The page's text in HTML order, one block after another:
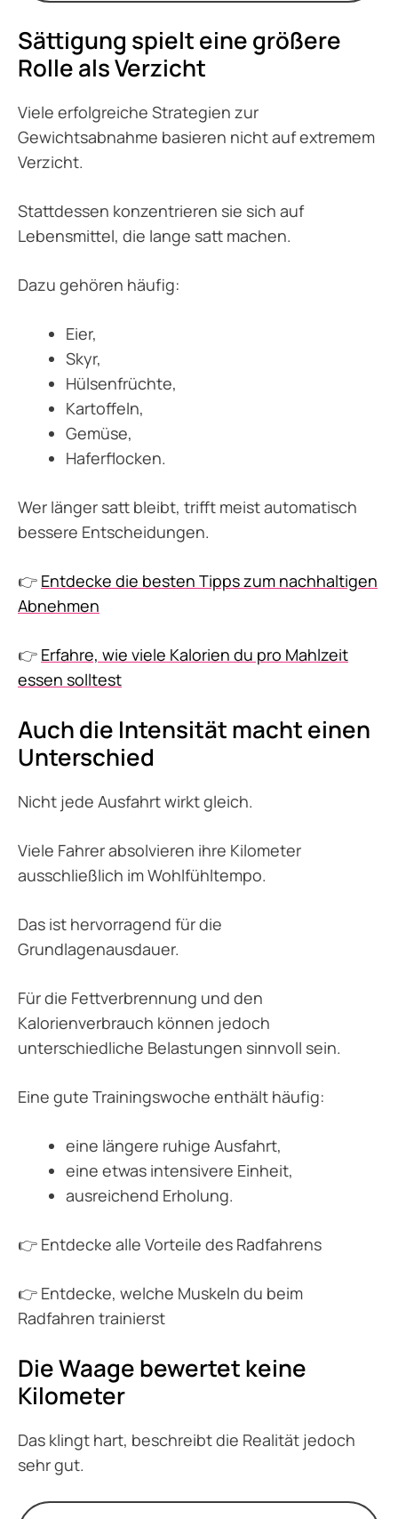
Sättigung spielt eine größere
Rolle als Verzicht
Viele erfolgreiche Strategien zur
Gewichtsabnahme basieren nicht auf extremem
Verzicht.
Stattdessen konzentrieren sie sich auf
Lebensmittel, die lange satt machen.
Dazu gehören häufig:
Eier,
Skyr,
Hülsenfrüchte,
Kartoffeln,
Gemüse,
Haferflocken.
Wer länger satt bleibt, trifft meist automatisch
bessere Entscheidungen.
👉 Entdecke die besten Tipps zum nachhaltigen
Abnehmen
👉 Erfahre, wie viele Kalorien du pro Mahlzeit
essen solltest
Auch die Intensität macht einen
Unterschied
Nicht jede Ausfahrt wirkt gleich.
Viele Fahrer absolvieren ihre Kilometer
ausschließlich im Wohlfühltempo.
Das ist hervorragend für die
Grundlagenausdauer.
Für die Fettverbrennung und den
Kalorienverbrauch können jedoch
unterschiedliche Belastungen sinnvoll sein.
Eine gute Trainingswoche enthält häufig:
eine längere ruhige Ausfahrt,
eine etwas intensivere Einheit,
ausreichend Erholung.
👉 Entdecke alle Vorteile des Radfahrens
👉 Entdecke, welche Muskeln du beim
Radfahren trainierst
Die Waage bewertet keine
Kilometer
Das klingt hart, beschreibt die Realität jedoch
sehr gut.